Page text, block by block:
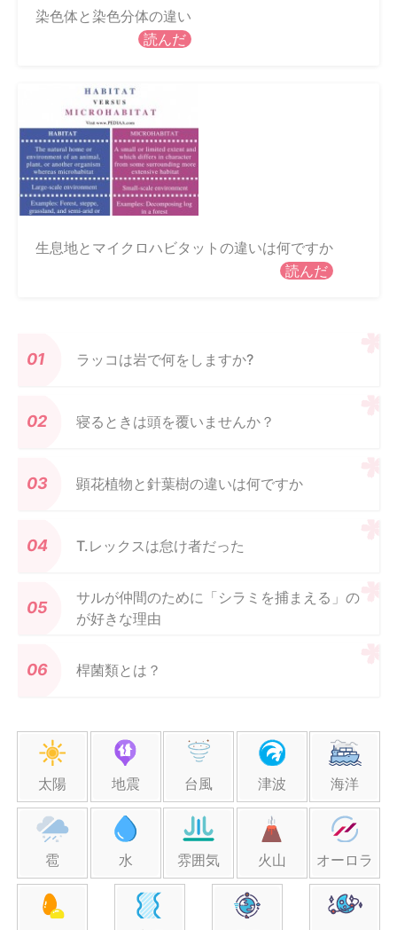
染色体と染色分体の違い
読んだ
生息地とマイクロハビタットの違いは何ですか
読んだ
ラッコは岩で何をしますか?
寝るときは頭を覆いませんか？
顕花植物と針葉樹の違いは何ですか
T.レックスは怠け者だった
サルが仲間のために「シラミを捕まえる」の
が好きな理由
桿菌類とは？
太陽 地震 台風 津波 海洋
雹 水 雰囲気 火山 オーロラ